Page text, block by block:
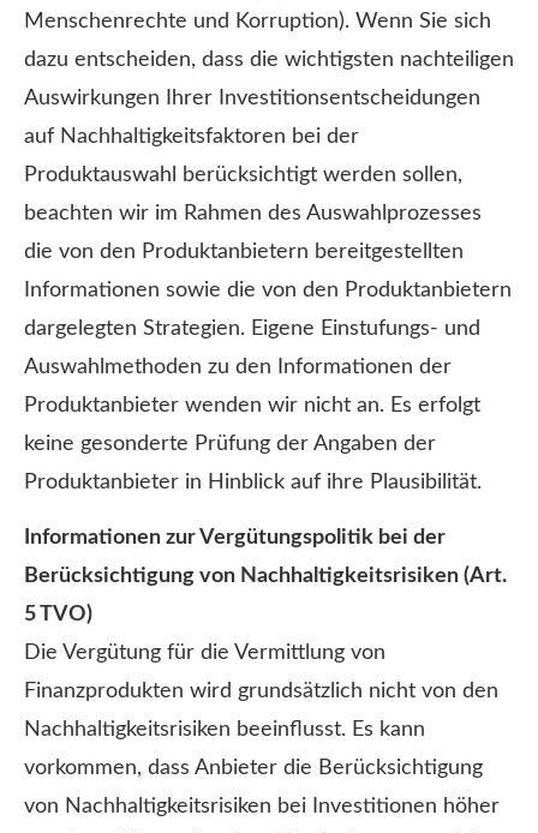
Menschenrechte und Korruption). Wenn Sie sich
dazu entscheiden, dass die wichtigsten nachteiligen
Auswirkungen Ihrer Investitionsentscheidungen
auf Nachhaltigkeitsfaktoren bei der
Produktauswahl berücksichtigt werden sollen,
beachten wir im Rahmen des Auswahlprozesses
die von den Produktanbietern bereitgestellten
Informationen sowie die von den Produktanbietern
dargelegten Strategien. Eigene Einstufungs- und
Auswahlmethoden zu den Informationen der
Produktanbieter wenden wir nicht an. Es erfolgt
keine gesonderte Prüfung der Angaben der
Produktanbieter in Hinblick auf ihre Plausibilität.
Informationen zur Vergütungspolitik bei der
Berücksichtigung von Nachhaltigkeitsrisiken (Art.
5 TVO)
Die Vergütung für die Vermittlung von
Finanzprodukten wird grundsätzlich nicht von den
Nachhaltigkeitsrisiken beeinflusst. Es kann
vorkommen, dass Anbieter die Berücksichtigung
von Nachhaltigkeitsrisiken bei Investitionen höher